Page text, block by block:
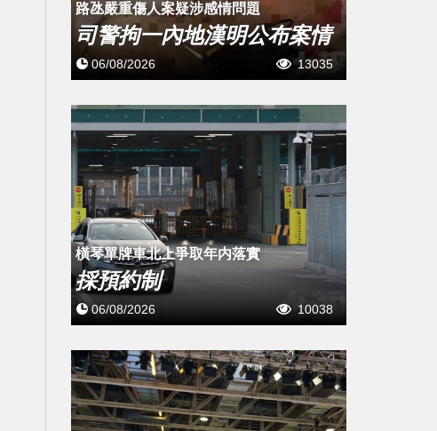
​路氹嚴重傷人案疑涉感情問題
司警拘一內地漢明公布案情
06/08/2026 13035
橫琴單牌車北上爭取年内落實
採預約制
06/08/2026 10038